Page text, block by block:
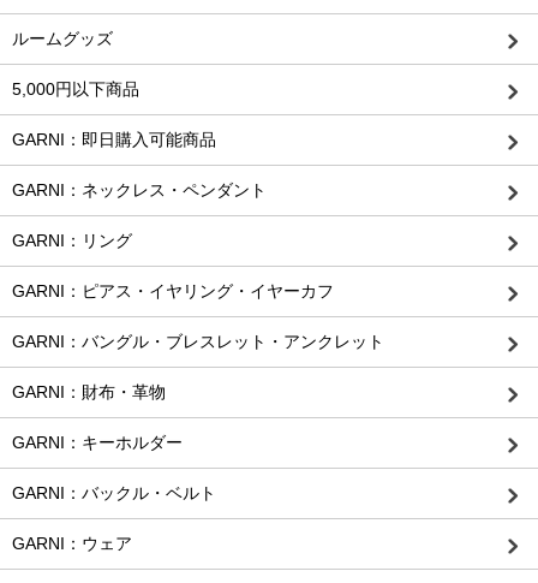
ルームグッズ
5,000円以下商品
GARNI：即日購入可能商品
GARNI：ネックレス・ペンダント
GARNI：リング
GARNI：ピアス・イヤリング・イヤーカフ
GARNI：バングル・ブレスレット・アンクレット
GARNI：財布・革物
GARNI：キーホルダー
GARNI：バックル・ベルト
GARNI：ウェア